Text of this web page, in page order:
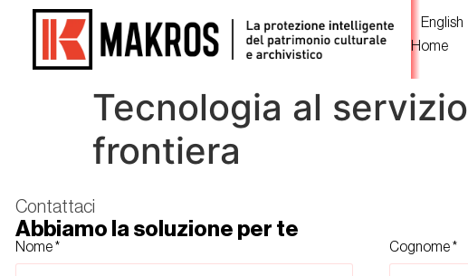
English
Home
Tecnologia al
frontiera
Contattaci
Abbiamo la soluzione per te
Nome * Cognome *